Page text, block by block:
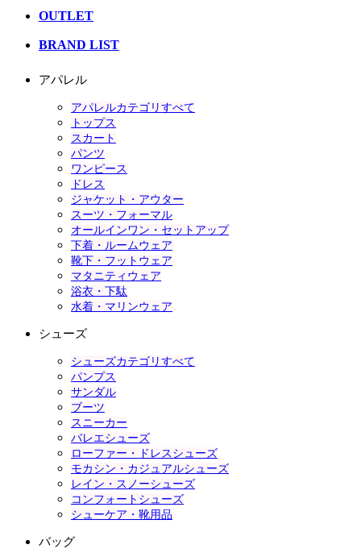
OUTLET
BRAND LIST
アパレル
アパレルカテゴリすべて
トップス
スカート
パンツ
ワンピース
ドレス
ジャケット・アウター
スーツ・フォーマル
オールインワン・セットアップ
下着・ルームウェア
靴下・フットウェア
マタニティウェア
浴衣・下駄
水着・マリンウェア
シューズ
シューズカテゴリすべて
パンプス
サンダル
ブーツ
スニーカー
バレエシューズ
ローファー・ドレスシューズ
モカシン・カジュアルシューズ
レイン・スノーシューズ
コンフォートシューズ
シューケア・靴用品
バッグ